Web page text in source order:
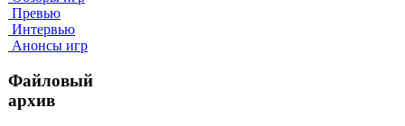
Превью
Интервью
Анонсы игр
Файловый
архив